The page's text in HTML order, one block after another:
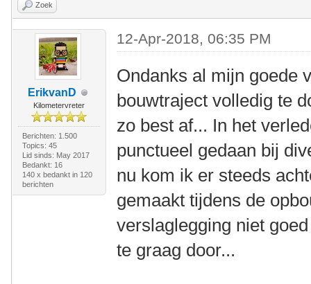
Zoek
ErikvanD
Kilometervreter
Berichten: 1.500
Topics: 45
Lid sinds: May 2017
Bedankt: 16
140 x bedankt in 120
berichten
12-Apr-2018, 06:35 PM
Ondanks al mijn goede
bouwtraject volledig te
zo best af... In het
punctueel gedaan bij
nu kom ik er steeds
gemaakt tijdens de
verslaglegging niet
te graag door...